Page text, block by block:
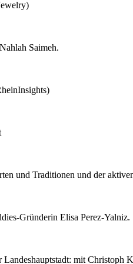
Saimeh.
und Traditionen und der
Gründerin Elisa Perez-Yalniz.
mit Christoph